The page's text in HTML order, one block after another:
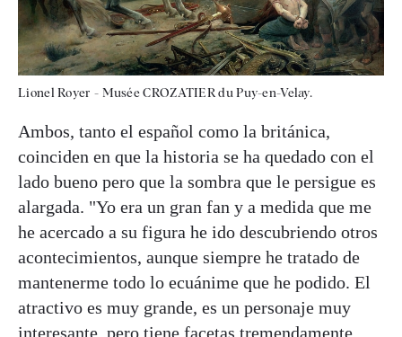
Lionel Royer - Musée CROZATIER du Puy-en-Velay.
Ambos, tanto el español como la británica,
coinciden en que la historia se ha quedado con el
lado bueno pero que la sombra que le persigue es
alargada. "Yo era un gran fan y a medida que me
he acercado a su figura he ido descubriendo otros
acontecimientos, aunque siempre he tratado de
mantenerme todo lo ecuánime que he podido. El
atractivo es muy grande, es un personaje muy
interesante, pero tiene facetas tremendamente